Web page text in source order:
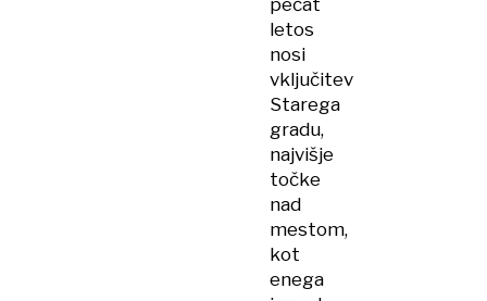
pečat
letos
nosi
vključitev
Starega
gradu,
najvišje
točke
nad
mestom,
kot
enega